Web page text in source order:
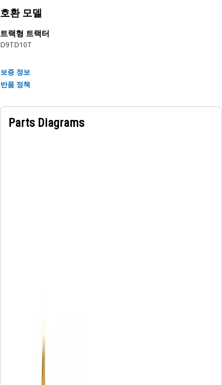
작업:
캐빈 히터 커버에는 과도한 열 손실을 방지하면서 따뜻한 공기가
캐빈으로 유입될 수 있도록 통풍구 또는 개구부가 배치되어 있습
니다.
호환 모델
트랙형 트랙터
D9TD10T
보증 정보
반품 정책
Parts Diagrams